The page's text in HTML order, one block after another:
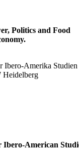
Politics and Food
Ibero-Amerika
Heidelberg
Ibero-American